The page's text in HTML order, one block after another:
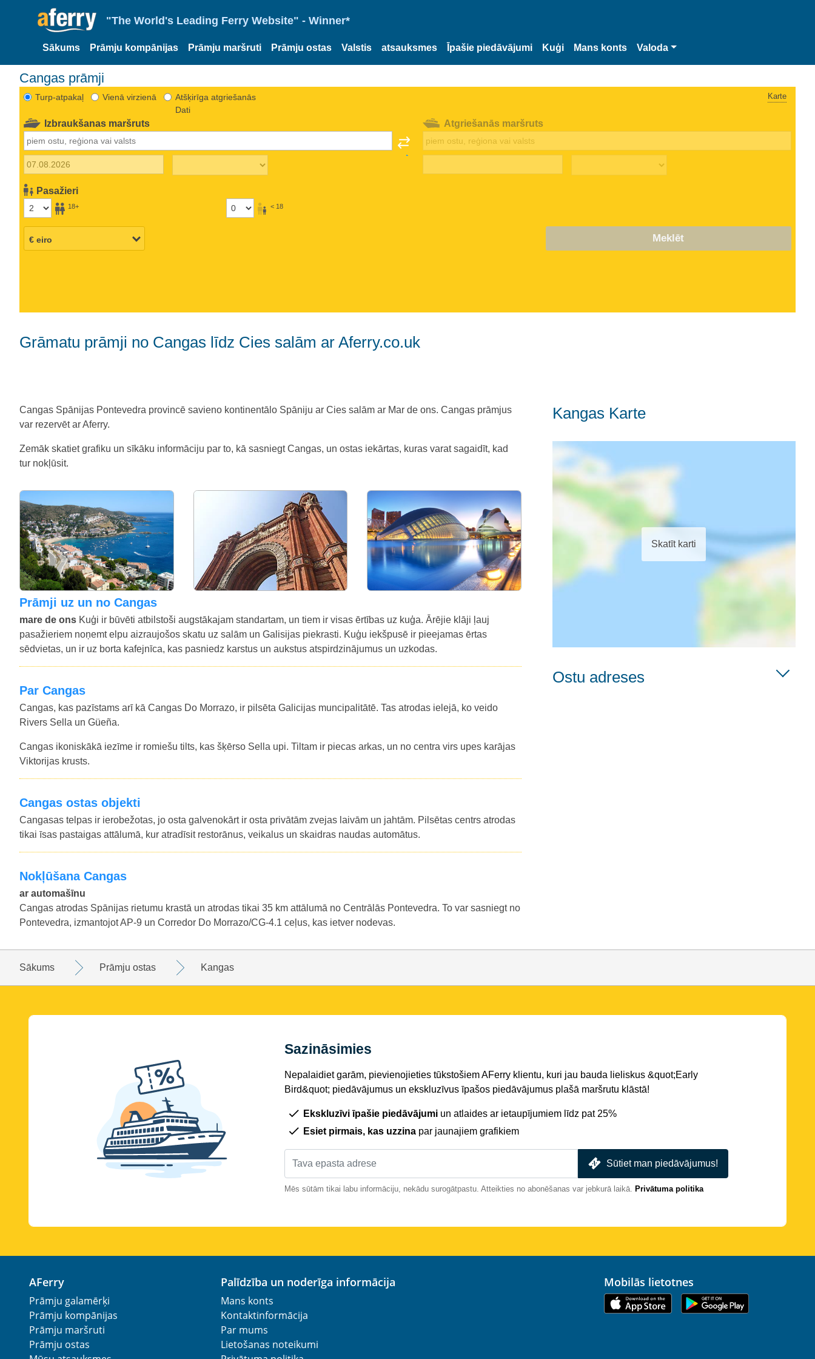
"The World's Leading Ferry Website" - Winner*
Sākums Prāmju kompānijas Prāmju maršruti Prāmju ostas Valstis atsauksmes Īpašie piedāvājumi Kuģi Mans konts Valoda
Cangas prāmji
Turp-atpakaļ Vienā virzienā
Atšķirīga atgriešanās
Dati
Karte
Izbraukšanas maršruts
Pasažieri
18+ < 18
Atgriešanās maršruts
Meklēt
Grāmatu prāmji no Cangas līdz Cies salām ar Aferry.co.uk
Cangas Spānijas Pontevedra provincē savieno kontinentālo Spāniju ar Cies salām ar Mar de ons. Cangas prāmjus
var rezervēt ar Aferry.
Zemāk skatiet grafiku un sīkāku informāciju par to, kā sasniegt Cangas, un ostas iekārtas, kuras varat sagaidīt, kad
tur nokļūsit.
prāmji uz un no Cangas
mare de ons Kuģi ir būvēti atbilstoši augstākajam standartam, un tiem ir visas ērtības uz kuģa. Ārējie klāji ļauj
pasažieriem noņemt elpu aizraujošos skatu uz salām un Galisijas piekrasti. Kuģu iekšpusē ir pieejamas ērtas
sēdvietas, un ir uz borta kafejnīca, kas pasniedz karstus un aukstus atspirdzinājumus un uzkodas.
Par Cangas
Cangas, kas pazīstams arī kā Cangas Do Morrazo, ir pilsēta Galicijas muncipalitātē. Tas atrodas ielejā, ko veido
Rivers Sella un Güeña.
Cangas ikoniskākā iezīme ir romiešu tilts, kas šķērso Sella upi. Tiltam ir piecas arkas, un no centra virs upes karājas
Viktorijas krusts.
Cangas ostas objekti
Cangasas telpas ir ierobežotas, jo osta galvenokārt ir osta privātām zvejas laivām un jahtām. Pilsētas centrs atrodas
tikai īsas pastaigas attālumā, kur atradīsit restorānus, veikalus un skaidras naudas automātus.
nokļūšana Cangas
ar automašīnu
Cangas atrodas Spānijas rietumu krastā un atrodas tikai 35 km attālumā no Centrālās Pontevedra. To var sasniegt no
Pontevedra, izmantojot AP-9 un Corredor Do Morrazo/CG-4.1 ceļus, kas ietver nodevas.
Kangas Karte
Skatīt karti
Ostu adreses
Sākums Prāmju ostas Kangas
Sazināsimies
Nepalaidiet garām, pievienojieties tūkstošiem AFerry klientu, kuri jau bauda lieliskus &quot;Early
Bird&quot; piedāvājumus un ekskluzīvus īpašos piedāvājumus plašā maršrutu klāstā!
Ekskluzīvi īpašie piedāvājumi un atlaides ar ietaupījumiem līdz pat 25%
Esiet pirmais, kas uzzina par jaunajiem grafikiem
Sūtiet man piedāvājumus!
Mēs sūtām tikai labu informāciju, nekādu surogātpastu. Atteikties no abonēšanas var jebkurā laikā. Privātuma politika
AFerry
Prāmju galamērķi
Prāmju kompānijas
Prāmju maršruti
Prāmju ostas
Palīdzība un noderīga informācija
Mans konts
Kontaktinformācija
Par mums
Lietošanas noteikumi
Mobilās lietotnes